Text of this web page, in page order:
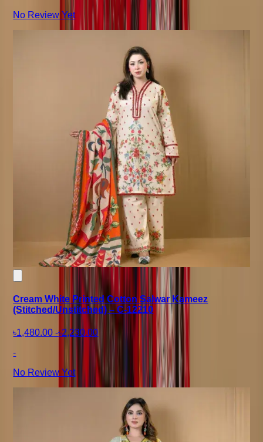
No Review Yet
Cream White Printed Cotton Salwar Kameez
(Stitched/Unstitched) – C-12210
৳1,480.00 -৳2,230.00
-
No Review Yet